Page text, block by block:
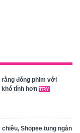
rằng đóng phim với
khó tính hơn
Shopee tung ngàn